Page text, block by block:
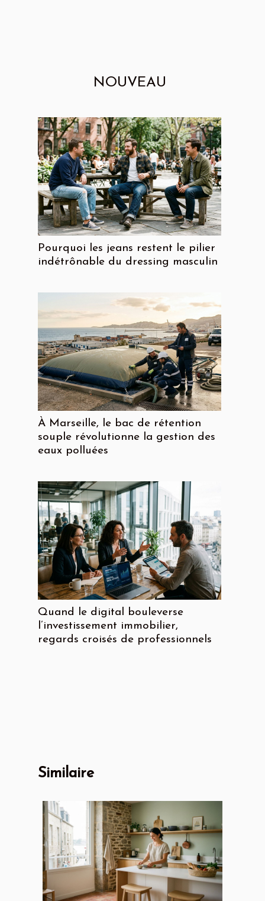
NOUVEAU
Pourquoi les jeans restent le pilier
indétrônable du dressing masculin
À Marseille, le bac de rétention
souple révolutionne la gestion des
eaux polluées
Quand le digital bouleverse
l’investissement immobilier,
regards croisés de professionnels
Similaire